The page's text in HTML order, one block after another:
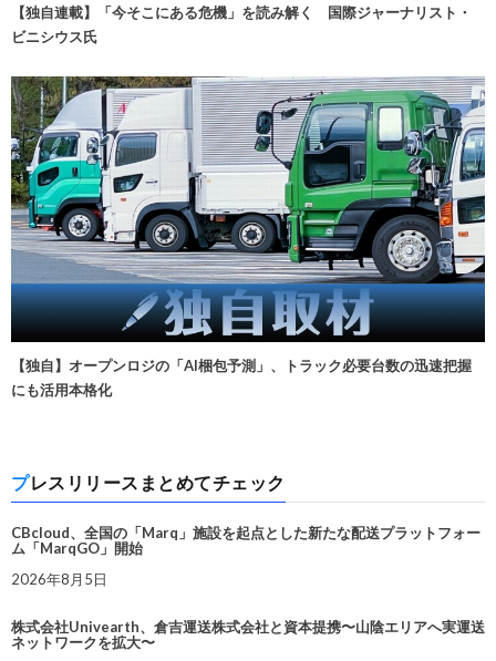
【独自連載】「今そこにある危機」を読み解く 国際ジャーナリスト・
ビニシウス氏
【独自】オープンロジの「AI梱包予測」、トラック必要台数の迅速把握
にも活用本格化
プレスリリースまとめてチェック
CBcloud、全国の「Marq」施設を起点とした新たな配送プラットフォー
ム「MarqGO」開始
2026年8月5日
株式会社Univearth、倉吉運送株式会社と資本提携〜山陰エリアへ実運送
ネットワークを拡大〜